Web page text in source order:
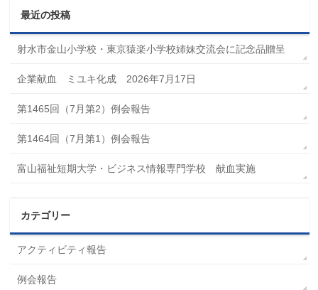
最近の投稿
射水市金山小学校・東京猿楽小学校姉妹交流会に記念品贈呈
企業献血 ミユキ化成 2026年7月17日
第1465回（7月第2）例会報告
第1464回（7月第1）例会報告
富山福祉短期大学・ビジネス情報専門学校 献血実施
カテゴリー
アクティビティ報告
例会報告